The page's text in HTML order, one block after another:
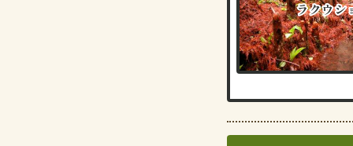
ラクウシ
ラクウシ